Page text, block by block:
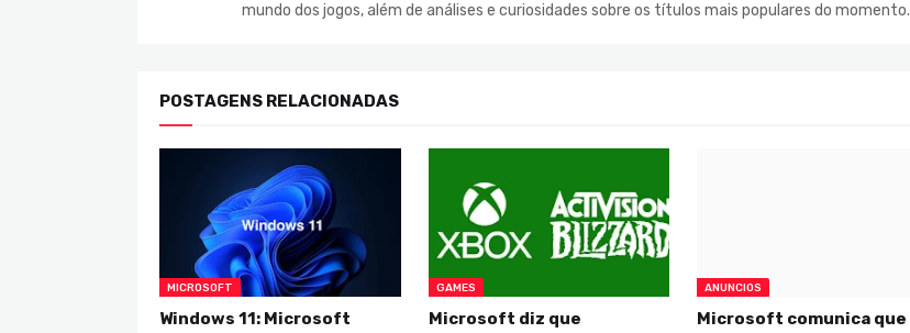
mundo dos jogos, além de análises e curiosidades sobre os títulos mais populares do momento.
POSTAGENS RELACIONADAS
MICROSOFT
Windows 11: Microsoft
GAMES
Microsoft diz que
ANUNCIOS
Microsoft comunica que